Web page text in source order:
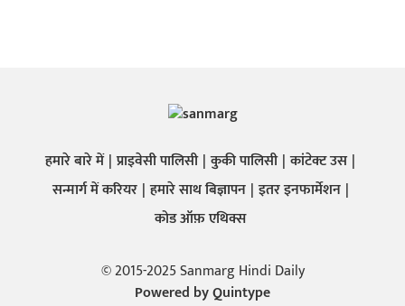
हमारे बारे में प्राइवेसी पालिसी कुकी पालिसी कांटेक्ट उस
सन्मार्ग में करियर हमारे साथ बिज्ञापन इतर इनफार्मेशन
कोड ऑफ़ एथिक्स
© 2015-2025 Sanmarg Hindi Daily
Powered byQuintype